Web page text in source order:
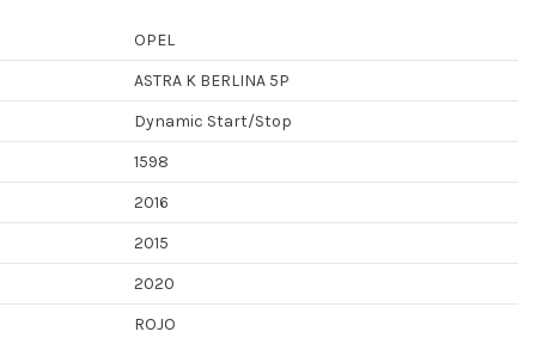
OPEL
ASTRA K BERLINA 5P
Dynamic Start/Stop
1598
2016
2015
2020
ROJO